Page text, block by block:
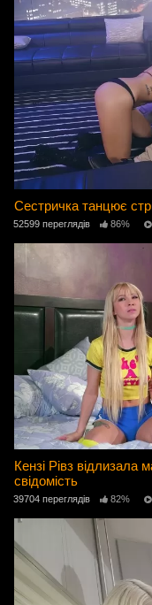
Сестричка танцює
52599 переглядів 86%
Кензі Рівз відлизала
свідомість
39704 переглядів 82%